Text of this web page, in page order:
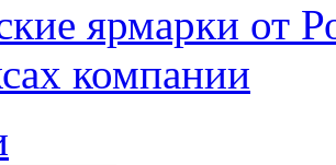
ярмарки от
компании